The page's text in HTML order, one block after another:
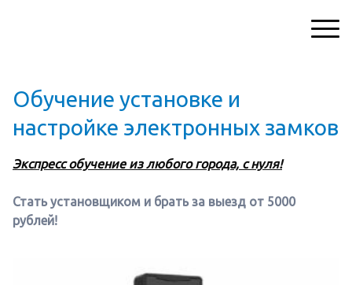
Обучение установке и
настройке электронных замков
Экспресс обучение из любого города, с нуля!
Стать установщиком и брать за выезд от 5000
рублей!